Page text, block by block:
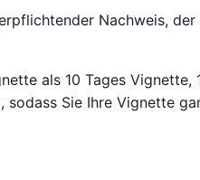
Nachweis,
als 10 Tages Vignette,
Sie Ihre Vignette